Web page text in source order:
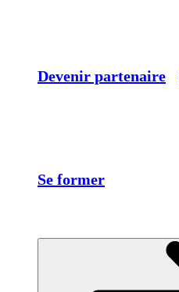
Devenir partenaire
Se former